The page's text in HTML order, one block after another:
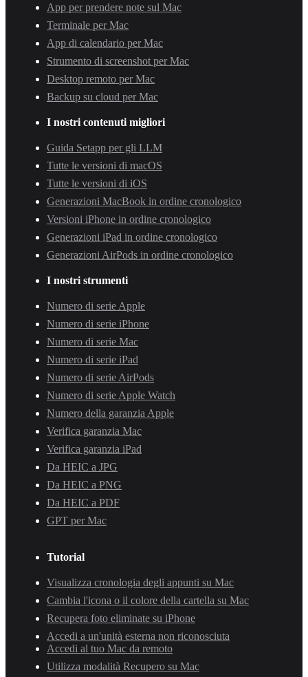
App per prendere note sul Mac
Terminale per Mac
App di calendario per Mac
Strumento di screenshot per Mac
Desktop remoto per Mac
Backup su cloud per Mac
I nostri contenuti migliori
Guida Setapp per gli LLM
Tutte le versioni di macOS
Tutte le versioni di iOS
Generazioni MacBook in ordine cronologico
Versioni iPhone in ordine cronologico
Generazioni iPad in ordine cronologico
Generazioni AirPods in ordine cronologico
I nostri strumenti
Numero di serie Apple
Numero di serie iPhone
Numero di serie Mac
Numero di serie iPad
Numero di serie AirPods
Numero di serie Apple Watch
Numero della garanzia Apple
Verifica garanzia Mac
Verifica garanzia iPad
Da HEIC a JPG
Da HEIC a PNG
Da HEIC a PDF
GPT per Mac
Tutorial
Visualizza cronologia degli appunti su Mac
Cambia l'icona o il colore della cartella su Mac
Recupera foto eliminate su iPhone
Accedi a un'unità esterna non riconosciuta
Accedi al tuo Mac da remoto
Utilizza modalità Recupero su Mac